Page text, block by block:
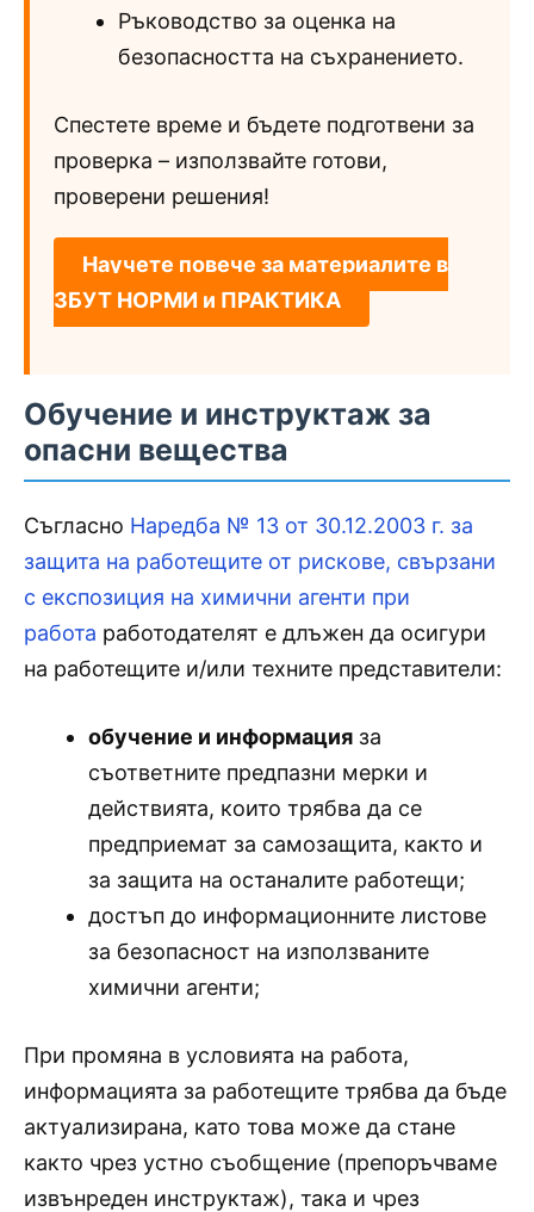
Ръководство за оценка на
безопасността на съхранението.
Спестете време и бъдете подготвени за
проверка – използвайте готови,
проверени решения!
Научете повече за материалите в
ЗБУТ НОРМИ и ПРАКТИКА
Обучение и инструктаж за
опасни вещества
Съгласно Наредба № 13 от 30.12.2003 г. за
защита на работещите от рискове, свързани
с експозиция на химични агенти при
работа работодателят е длъжен да осигури
на работещите и/или техните представители:
обучение и информация за
съответните предпазни мерки и
действията, които трябва да се
предприемат за самозащита, както и
за защита на останалите работещи;
достъп до информационните листове
за безопасност на използваните
химични агенти;
При промяна в условията на работа,
информацията за работещите трябва да бъде
актуализирана, като това може да стане
както чрез устно съобщение (препоръчваме
извънреден инструктаж), така и чрез